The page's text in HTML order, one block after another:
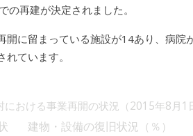
の再建が決定されました。
開に留まっている施設が14あり、病院
ています。
おける事業再開の状況（2015年8月1
建物・設備の復旧状況（％）